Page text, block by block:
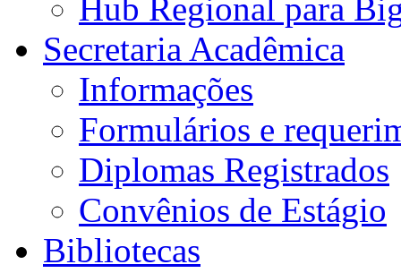
Hub Regional para
Secretaria Acadêmica
Informações
Formulários e
Diplomas Registrados
Convênios de Estágio
Bibliotecas